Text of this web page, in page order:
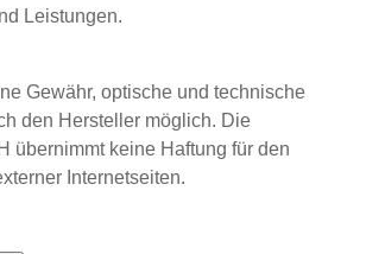
Leistungen.
Gewähr, optische und technische
den Hersteller möglich. Die
übernimmt keine Haftung für den
Internetseiten.